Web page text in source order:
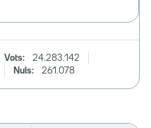
Vots:
24.283.142
Nuls: 261.078